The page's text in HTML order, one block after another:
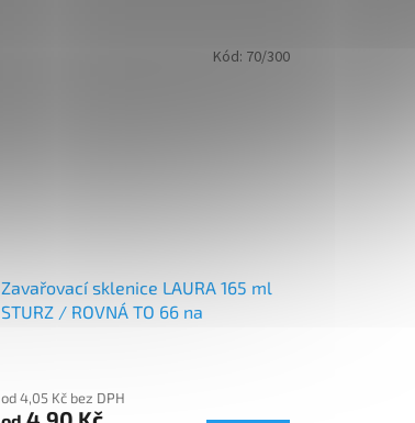
Zavařovací sklenice LAURA 165 ml
STURZ / ROVNÁ TO 66 na
od 4,05 Kč bez DPH
Kód: 70/300